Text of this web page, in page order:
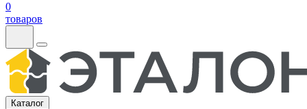
0
товаров
Каталог